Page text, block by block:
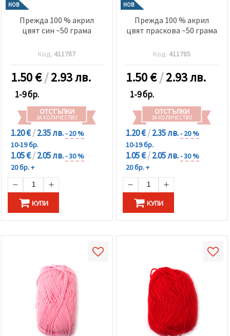
НОВ
Прежда 100 % акрил
цвят син ~50 грама
Код: 411787
1.50€/2.93 лв.
1-9 бр.
ОТСТЪПКИ
ЗА КОЛИЧЕСТВО
1.20 €/2.35 лв.- 20 %
10-19 бр.
1.05 €/2.05 лв.- 30 %
20 бр. +
КУПИ
НОВ
Прежда 100 % акрил
цвят праскова ~50 грама
Код: 411785
1.50€/2.93 лв.
1-9 бр.
ОТСТЪПКИ
ЗА КОЛИЧЕСТВО
1.20 €/2.35 лв.- 20 %
10-19 бр.
1.05 €/2.05 лв.- 30 %
20 бр. +
КУПИ